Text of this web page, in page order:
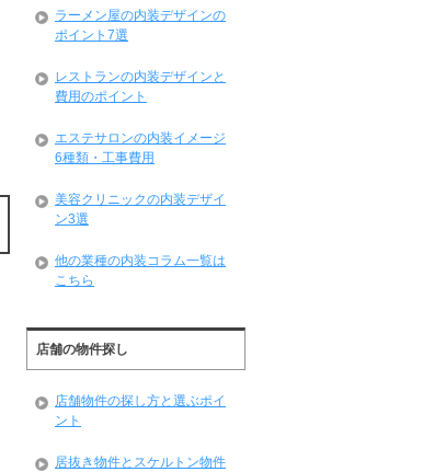
ラーメン屋の内装デザインの
ポイント7選
レストランの内装デザインと
費用のポイント
エステサロンの内装イメージ
6種類・工事費用
美容クリニックの内装デザイ
ン3選
他の業種の内装コラム一覧は
こちら
店舗の物件探し
店舗物件の探し方と選ぶポイ
ント
居抜き物件とスケルトン物件